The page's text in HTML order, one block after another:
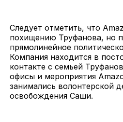
Следует отметить, что
похищению Труфанова, но
прямолинейное
Компания находится в
контакте с семьей
офисы и мероприятия
занимались волонтерской
освобождения Саши.